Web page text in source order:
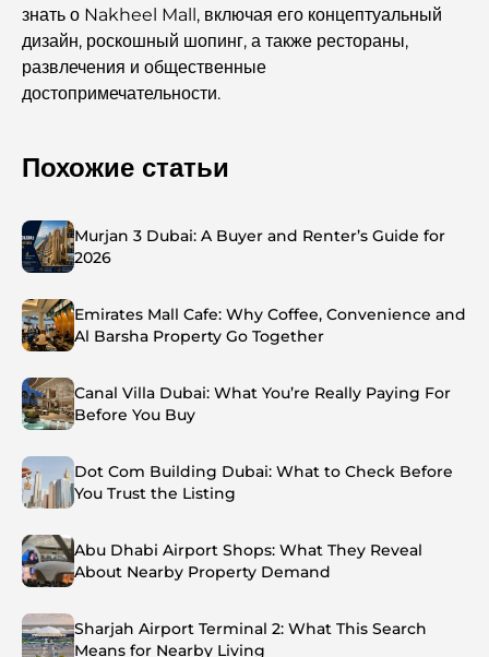
знать о Nakheel Mall, включая его концептуальный
дизайн, роскошный шопинг, а также рестораны,
развлечения и общественные
достопримечательности.
Похожие статьи
Murjan 3 Dubai: A Buyer and Renter’s Guide for
2026
Emirates Mall Cafe: Why Coffee, Convenience and
Al Barsha Property Go Together
Canal Villa Dubai: What You’re Really Paying For
Before You Buy
Dot Com Building Dubai: What to Check Before
You Trust the Listing
Abu Dhabi Airport Shops: What They Reveal
About Nearby Property Demand
Sharjah Airport Terminal 2: What This Search
Means for Nearby Living